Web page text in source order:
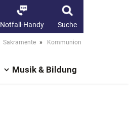
Notfall-Handy Suche
Sakramente » Kommunion
Musik & Bildung